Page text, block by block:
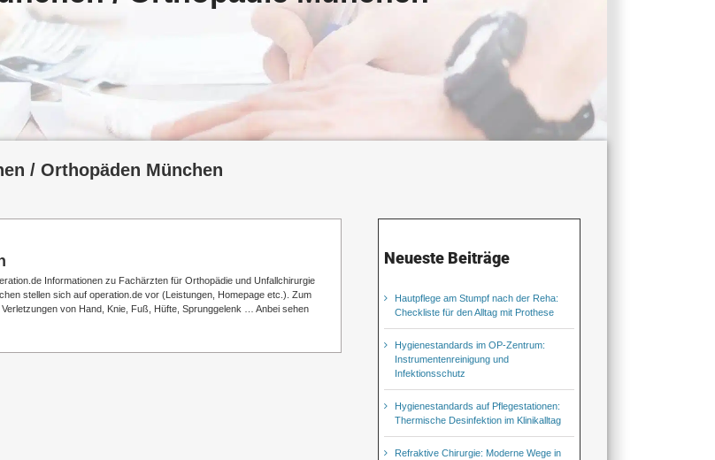
/ Orthopäden München
Informationen zu Fachärzten für Orthopädie und Unfallchirurgie
stellen sich auf operation.de vor (Leistungen, Homepage etc.). Zum
von Hand, Knie, Fuß, Hüfte, Sprunggelenk … Anbei sehen
Neueste Beiträge
Hautpflege am Stumpf nach der Reha:
Checkliste für den Alltag mit Prothese
Hygienestandards im OP-Zentrum:
Instrumentenreinigung und
Infektionsschutz
Hygienestandards auf Pflegestationen:
Thermische Desinfektion im Klinikalltag
Refraktive Chirurgie: Moderne Wege in